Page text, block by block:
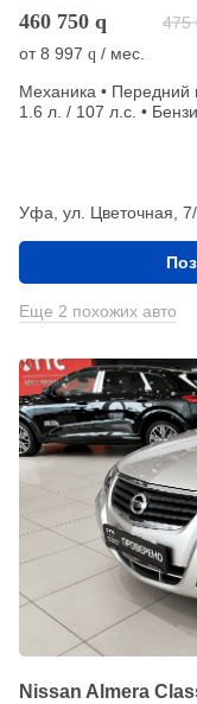
460 750 q 475
от8 997 q / мес.
Механика • Передний
1.6 л. / 107 л.с. •
Уфа, ул. Цветочная,
Еще 2 похожих авто
Nissan Almera